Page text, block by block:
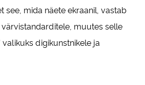
see, mida näete ekraanil, vastab
muutes selle
valikuks digikunstnikele ja